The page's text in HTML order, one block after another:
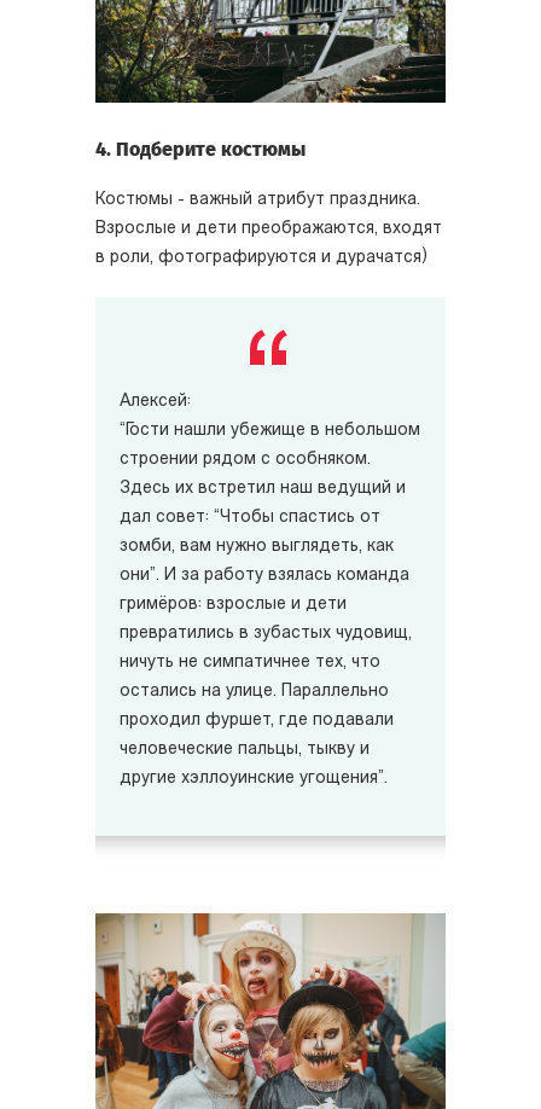
4. Подберите костюмы
Костюмы - важный атрибут праздника.
Взрослые и дети преображаются, входят
в роли, фотографируются и дурачатся)
Алексей:
“Гости нашли убежище в небольшом
строении рядом с особняком.
Здесь их встретил наш ведущий и
дал совет: “Чтобы спастись от
зомби, вам нужно выглядеть, как
они”. И за работу взялась команда
гримёров: взрослые и дети
превратились в зубастых чудовищ,
ничуть не симпатичнее тех, что
остались на улице. Параллельно
проходил фуршет, где подавали
человеческие пальцы, тыкву и
другие хэллоуинские угощения”.